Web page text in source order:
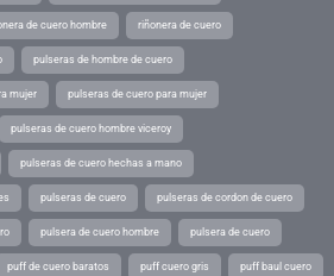
de cuero hombre riñonera de cuero
pulseras de hombre de cuero
mujer pulseras de cuero para mujer
pulseras de cuero hombre viceroy
pulseras de cuero hechas a mano
pulseras de cuero pulseras de cordon de cuero
pulsera de cuero hombre pulsera de cuero
puff de cuero baratos puff cuero gris puff baul cuero